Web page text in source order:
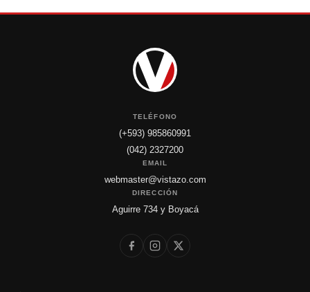
TELÉFONO
(+593) 985860991
(042) 2327200
EMAIL
webmaster@vistazo.com
DIRECCIÓN
Aguirre 734 y Boyacá